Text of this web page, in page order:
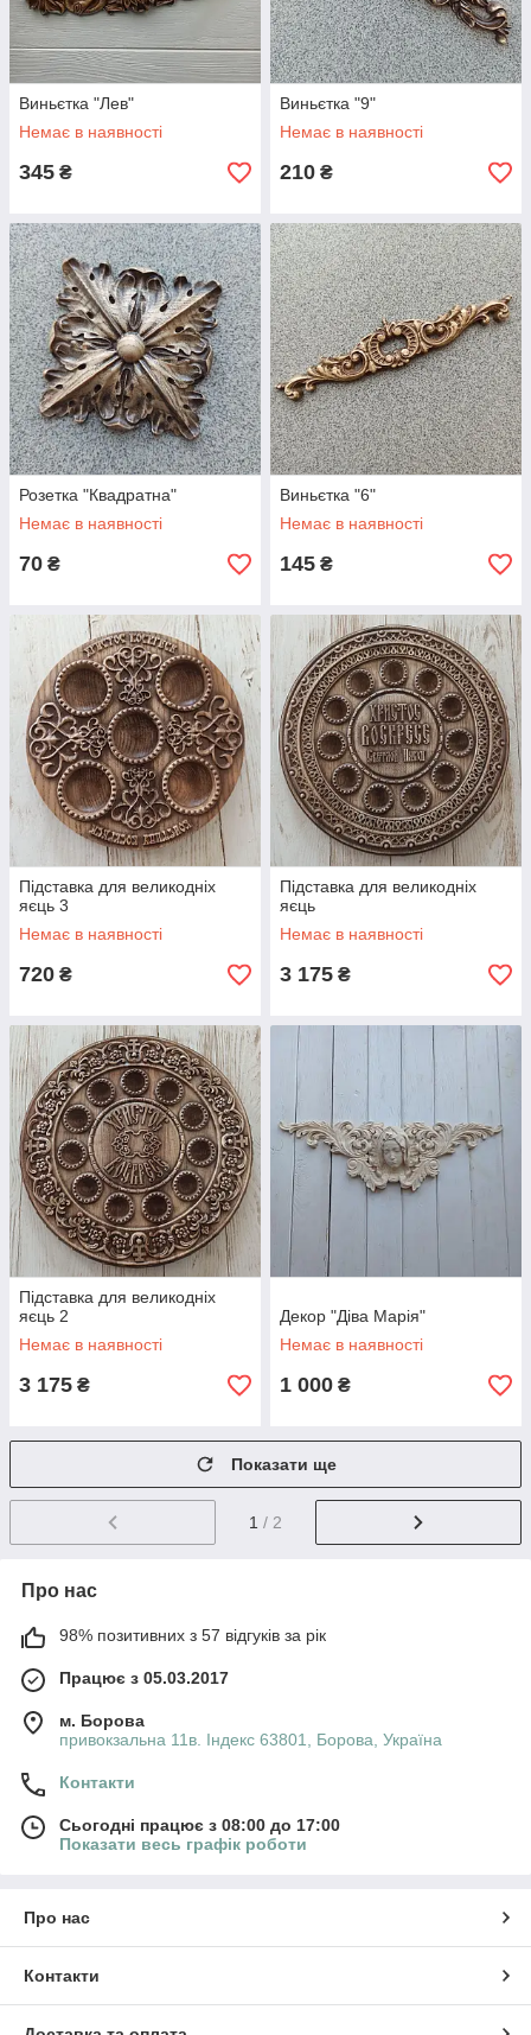
Виньєтка "Лев"
Немає в наявності
345 ₴
Виньєтка "9"
Немає в наявності
210 ₴
Розетка "Квадратна"
Немає в наявності
70 ₴
Виньєтка "6"
Немає в наявності
145 ₴
Підставка для великодніх
яєць 3
Немає в наявності
720 ₴
Підставка для великодніх
яєць
Немає в наявності
3 175 ₴
Підставка для великодніх
яєць 2
Немає в наявності
3 175 ₴
Декор "Діва Марія"
Немає в наявності
1 000 ₴
Показати ще
1 / 2
Про нас
98% позитивних з 57 відгуків за рік
Працює з 05.03.2017
м. Борова
привокзальна 11в. Індекс 63801, Борова, Україна
Контакти
Сьогодні працює з 08:00 до 17:00
Показати весь графік роботи
Про нас
Контакти